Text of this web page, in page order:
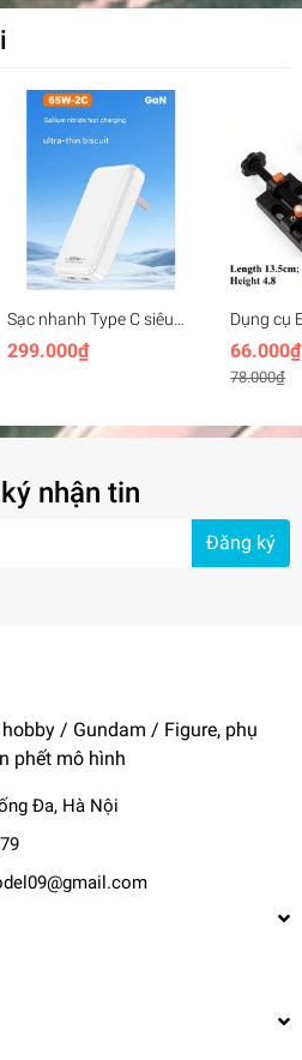
Sạc nhanh Type C siêu
mỏng 65W GAN Gen2
Ultra-thin Fast Charging
299.000₫
Dụng cụ
hình Mini
plastic
66.000₫
78.000₫
nhận tin
Đăng ký
/ Gundam / Figure, phụ
phết mô hình
Đa, Hà Nội